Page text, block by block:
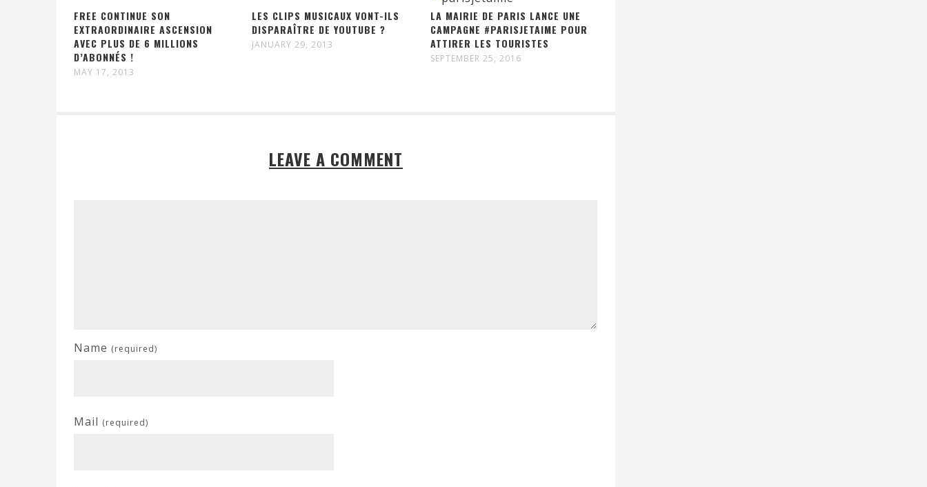
FREE CONTINUE SON
EXTRAORDINAIRE ASCENSION
AVEC PLUS DE 6 MILLIONS
D’ABONNÉS !
MAY 17, 2013
LES CLIPS MUSICAUX VONT-ILS
DISPARAÎTRE DE YOUTUBE ?
JANUARY 29, 2013
LA MAIRIE DE PARIS LANCE UNE
CAMPAGNE #PARISJETAIME POUR
ATTIRER LES TOURISTES
SEPTEMBER 25, 2016
LEAVE A COMMENT
Name (required)
Mail (required)